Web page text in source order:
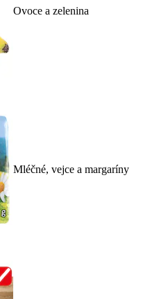
Ovoce a zelenina
Mléčné, vejce a margaríny